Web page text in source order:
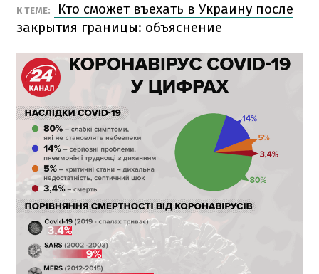
К ТЕМЕ:
Кто сможет въехать в Украину после
закрытия границы: объяснение